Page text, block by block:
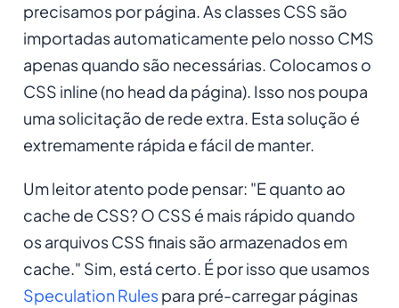
precisamos por página. As classes CSS são
importadas automaticamente pelo nosso CMS
apenas quando são necessárias. Colocamos o
CSS inline (no head da página). Isso nos poupa
uma solicitação de rede extra. Esta solução é
extremamente rápida e fácil de manter.
Um leitor atento pode pensar: "E quanto ao
cache de CSS? O CSS é mais rápido quando
os arquivos CSS finais são armazenados em
cache." Sim, está certo. É por isso que usamos
Speculation Rulespara pré-carregar páginas